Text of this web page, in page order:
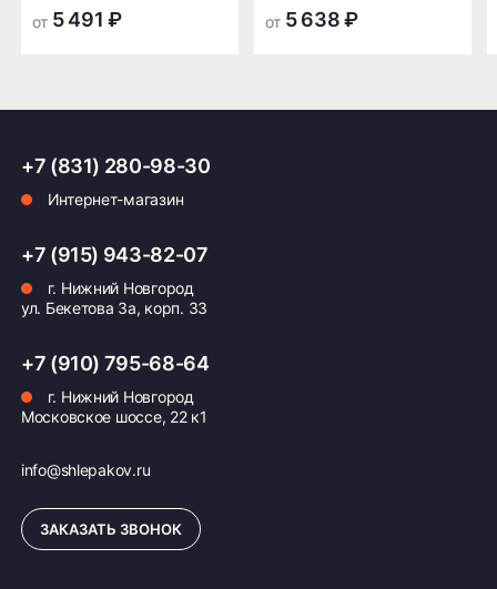
усталости водителя при длительной поездке.
транспортной
компании в Нижнем
транспортной
компании в Нижнем
Оплата заказа
Возможна картой, наличными при получении,
также доступно оформление кредита и
от 5 491 ₽ от 5 638 ₽
+7 (831) 280-98-30
Интернет-магазин
+7 (915) 943-82-07
г. Нижний Новгород
ул. Бекетова 3а, корп. 33
+7 (910) 795-68-64
г. Нижний Новгород
Московское шоссе, 22 к1
info@shlepakov.ru
ЗАКАЗАТЬ ЗВОНОК